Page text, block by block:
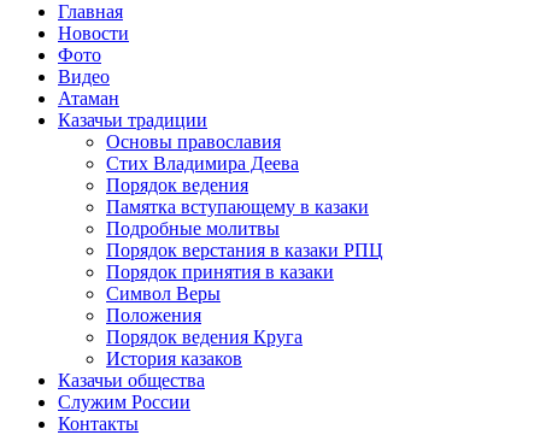
Главная
Новости
Фото
Видео
Атаман
Казачьи традиции
Основы православия
Стих Владимира Деева
Порядок ведения
Памятка вступающему в казаки
Подробные молитвы
Порядок верстания в казаки РПЦ
Порядок принятия в казаки
Символ Веры
Положения
Порядок ведения Круга
История казаков
Казачьи общества
Служим России
Контакты